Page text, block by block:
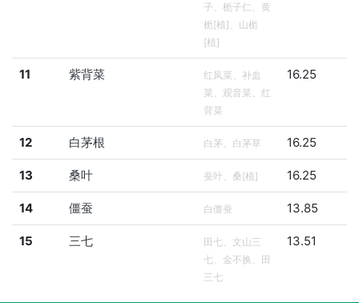
子、栀子仁、黄
栀[植]、山栀
[植]
11 紫背菜
红凤菜、补血
菜、观音菜、红
背菜
16.25
12 白茅根 白茅、白茅草 16.25
13 桑叶 蚕叶、桑[植] 16.25
14 僵蚕 白僵蚕 13.85
15 三七
田七、文山三
七、金不换、田
三七
13.51